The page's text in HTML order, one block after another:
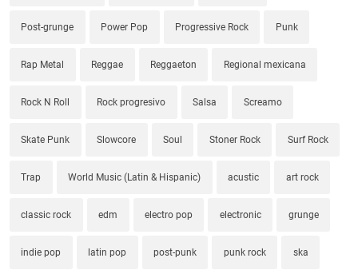
Post-grunge Power Pop Progressive Rock Punk
Rap Metal Reggae Reggaeton Regional mexicana
Rock N Roll Rock progresivo Salsa Screamo
Skate Punk Slowcore Soul Stoner Rock Surf Rock
Trap World Music (Latin & Hispanic) acustic art rock
classic rock edm electro pop electronic grunge
indie pop latin pop post-punk punk rock ska